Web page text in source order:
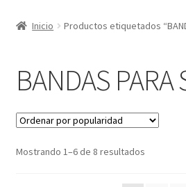
Inicio Productos etiquetados
BANDAS PARA
Mostrando 1–6 de 8 resultadosSorted